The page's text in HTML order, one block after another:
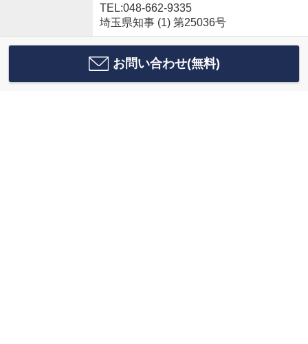
TEL:048-662-9335
埼玉県知事 (1) 第25036号
お問い合わせ(無料)